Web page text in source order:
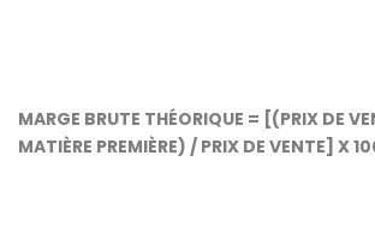
MARGE BRUTE THÉORIQUE = [(PRIX DE
MATIÈRE PREMIÈRE) / PRIX DE VENTE] X